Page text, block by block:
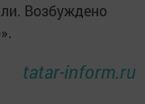
Возбуждено
tatar-inform.ru